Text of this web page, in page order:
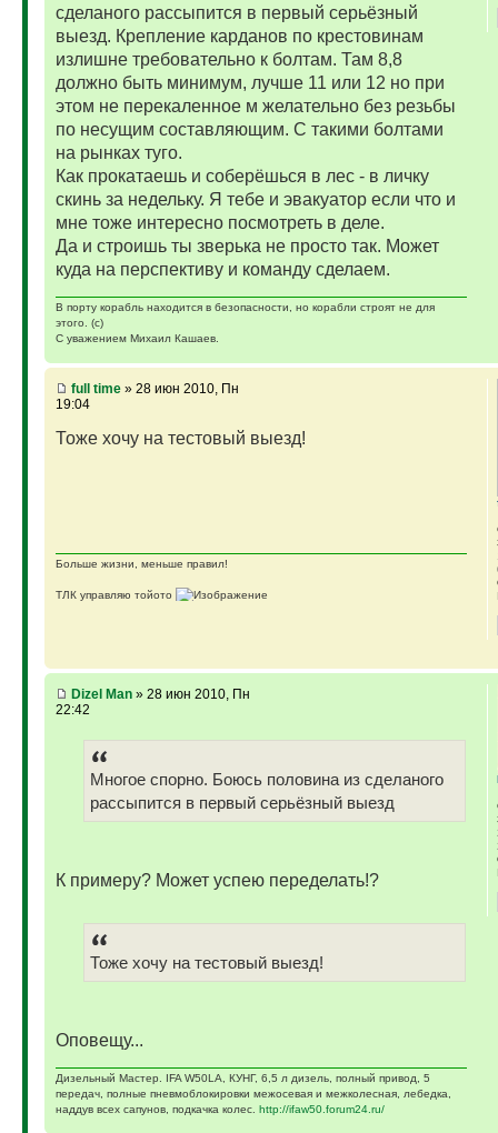
сделаного рассыпится в первый серьёзный
выезд. Крепление карданов по крестовинам
излишне требовательно к болтам. Там 8,8
должно быть минимум, лучше 11 или 12 но при
этом не перекаленное м желательно без резьбы
по несущим составляющим. С такими болтами
на рынках туго.
Как прокатаешь и соберёшься в лес - в личку
скинь за недельку. Я тебе и эвакуатор если что и
мне тоже интересно посмотреть в деле.
Да и строишь ты зверька не просто так. Может
куда на перспективу и команду сделаем.
В порту корабль находится в безопасности, но корабли строят не для
этого. (с)
С уважением Михаил Кашаев.
full time» 28 июн 2010, Пн
19:04
Тоже хочу на тестовый выезд!
Больше жизни, меньше правил!
ТЛК управляю тойото
Dizel Man» 28 июн 2010, Пн
22:42
Многое спорно. Боюсь половина из сделаного
рассыпится в первый серьёзный выезд
К примеру? Может успею переделать!?
Тоже хочу на тестовый выезд!
Оповещу...
Дизельный Мастер. IFA W50LA, КУНГ, 6,5 л дизель, полный привод, 5
передач, полные пневмоблокировки межосевая и межколесная, лебедка,
наддув всех сапунов, подкачка колес. http://ifaw50.forum24.ru/